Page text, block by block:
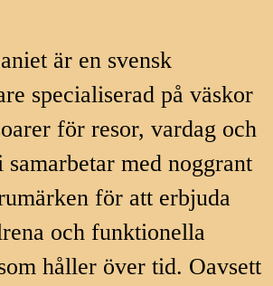
är en svensk
specialiserad på väskor
för resor, vardag och
med noggrant
för att erbjuda
och funktionella
håller över tid. Oavsett